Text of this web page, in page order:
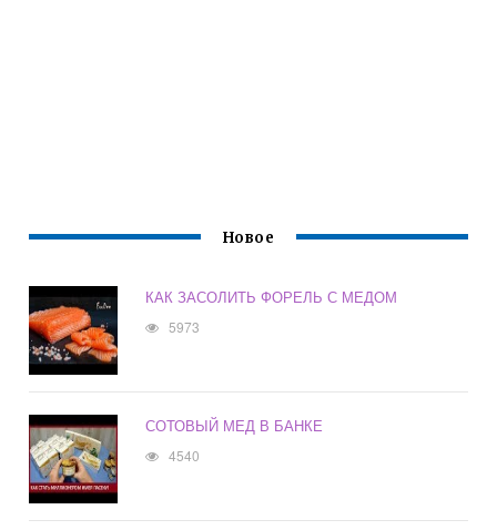
Новое
КАК ЗАСОЛИТЬ ФОРЕЛЬ С МЕДОМ
5973
СОТОВЫЙ МЕД В БАНКЕ
4540